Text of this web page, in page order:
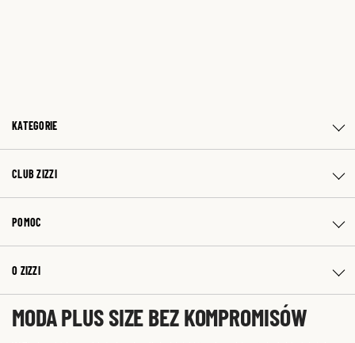
KATEGORIE
CLUB ZIZZI
POMOC
O ZIZZI
MODA PLUS SIZE BEZ KOMPROMISÓW